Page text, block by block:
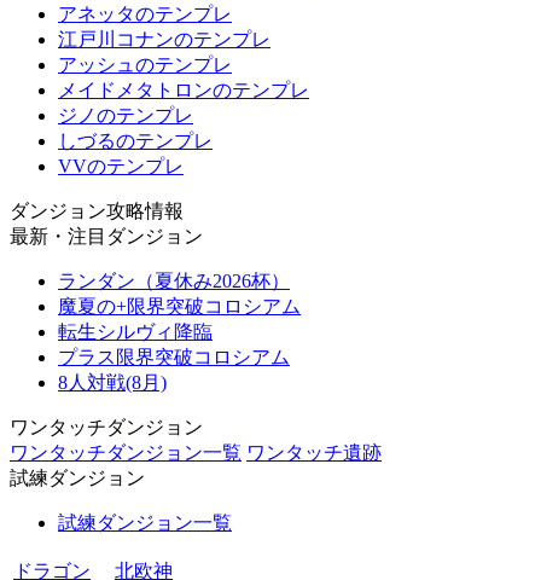
アネッタのテンプレ
江戸川コナンのテンプレ
アッシュのテンプレ
メイドメタトロンのテンプレ
ジノのテンプレ
しづるのテンプレ
VVのテンプレ
ダンジョン攻略情報
最新・注目ダンジョン
ランダン（夏休み2026杯）
魔夏の+限界突破コロシアム
転生シルヴィ降臨
プラス限界突破コロシアム
8人対戦(8月)
ワンタッチダンジョン
ワンタッチダンジョン一覧 ワンタッチ遺跡
試練ダンジョン
試練ダンジョン一覧
ドラゴン 北欧神